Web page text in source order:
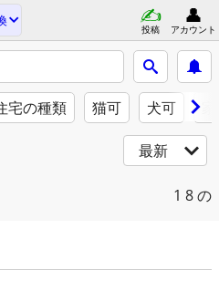
投稿 アカウント
宅の種類 猫可 犬可
最新
1 8 の